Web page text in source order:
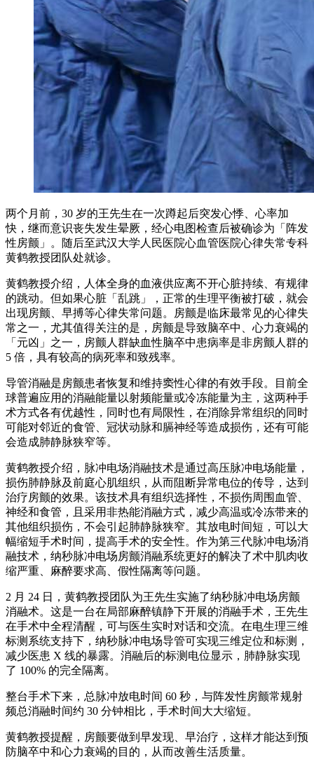
两个月前，30 岁的王先生在一次蹲起后突发心悸、心率加
快，继而意识丧失发生晕厥，经心电图检查后被确诊为「阵发
性房颤」。随后至武汉大学人民医院心血管医院心律失常专科
黄鹤教授团队处就诊。
黄鹤教授介绍，人体全身的血液供应离不开心脏持续、有规律
的跳动。但如果心脏「乱跳」，正常的生理平衡被打破，就会
出现房颤、早搏等心律失常问题。房颤是临床最常见的心律失
常之一，尤其值得关注的是，房颤是导致脑卒中、心力衰竭的
「元凶」之一，房颤人群缺血性脑卒中患病率是非房颤人群的
5 倍，具有较高的病死率和致残率。
导管消融是房颤患者恢复和维持窦性心律的有效手段。目前全
球普遍应用的消融能量以射频能量或冷冻能量为主，这两种手
术方式各有优越性，同时也有局限性，在消除异常组织的同时
可能对邻近的食管、冠状动脉和膈神经等造成损伤，还有可能
会造成肺静脉狭窄等。
黄鹤教授介绍，脉冲电场消融技术是通过高压脉冲电场能量，
损伤肺静脉及前庭心肌组织，从而阻断异常电位的传导，达到
治疗房颤的效果。该技术具有组织选择性，不损伤周围血管、
神经和食管，且采用非热能消融方式，减少高温或冷冻带来的
其他组织损伤，不会引起肺静脉狭窄。其放电时间短，可以大
幅缩短手术时间，提高手术的安全性。作为第三代脉冲电场消
融技术，纳秒脉冲电场房颤消融系统更好的解决了术中肌肉收
缩严重、麻醉要求高、假性隔离等问题。
2 月 24 日，黄鹤教授团队为王先生实施了纳秒脉冲电场房颤
消融术。这是一台在局部麻醉镇静下开展的消融手术，王先生
在手术中全程清醒，可与医生实时对话和交流。在电生理三维
标测系统支持下，纳秒脉冲电场导管可实现三维定位和标测，
减少医患 X 线的暴露。消融后的标测电位显示，肺静脉实现
了 100% 的完全隔离。
整台手术下来，总脉冲放电时间 60 秒，与阵发性房颤常规射
频总消融时间约 30 分钟相比，手术时间大大缩短。
黄鹤教授提醒，房颤要做到早发现、早治疗，这样才能达到预
防脑卒中和心力衰竭的目的，从而改善生活质量。